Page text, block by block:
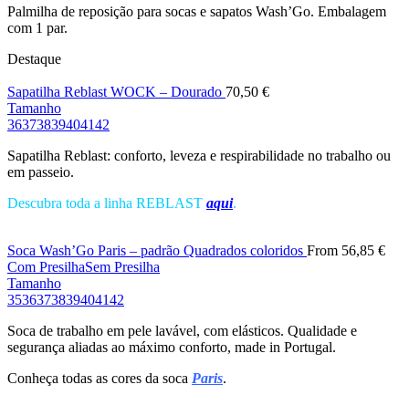
Palmilha de reposição para socas e sapatos Wash’Go. Embalagem
com 1 par.
Destaque
Sapatilha Reblast WOCK – Dourado 70,50 €
Tamanho
36373839404142
Sapatilha Reblast: conforto, leveza e respirabilidade no trabalho ou
em passeio.
Descubra toda a linha REBLAST aqui.
Soca Wash’Go Paris – padrão Quadrados coloridos From 56,85 €
Com PresilhaSem Presilha
Tamanho
3536373839404142
Soca de trabalho em pele lavável, com elásticos. Qualidade e
segurança aliadas ao máximo conforto, made in Portugal.
Conheça todas as cores da soca Paris.